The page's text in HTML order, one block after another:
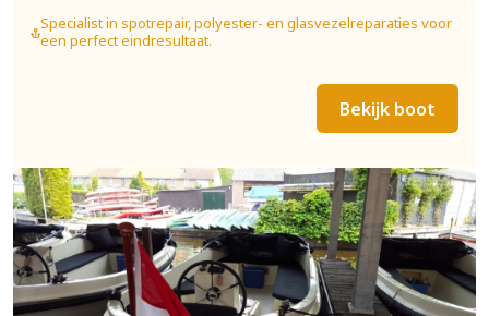
Specialist in spotrepair, polyester- en glasvezelreparaties voor
een perfect eindresultaat.
Bekijk boot